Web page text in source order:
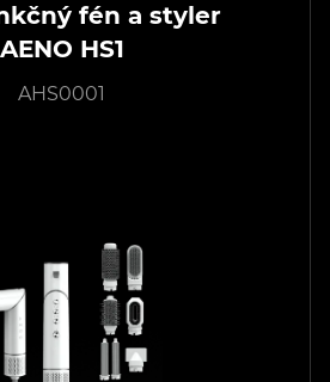
fén a styler
AENO HS1
AHS0001